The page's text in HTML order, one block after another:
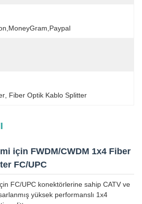
Fiber Optik Kablo Splitter
için FWDM/CWDM 1x4 Fiber
FC/UPC
FC/UPC konektörlerine sahip CATV ve
yüksek performanslı 1x4